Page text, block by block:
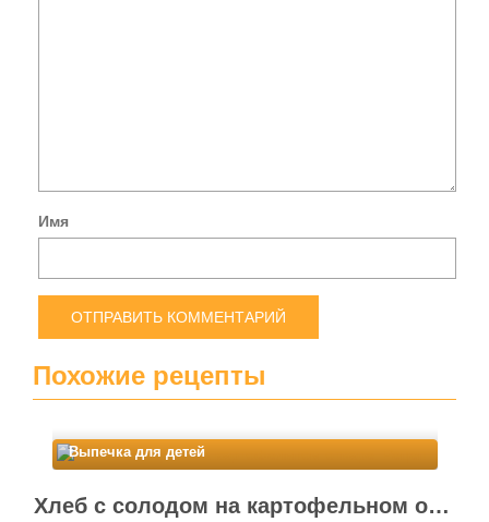
Имя
Похожие рецепты
Выпечка для детей
Хлеб с солодом на картофельном отваре. Рецепт